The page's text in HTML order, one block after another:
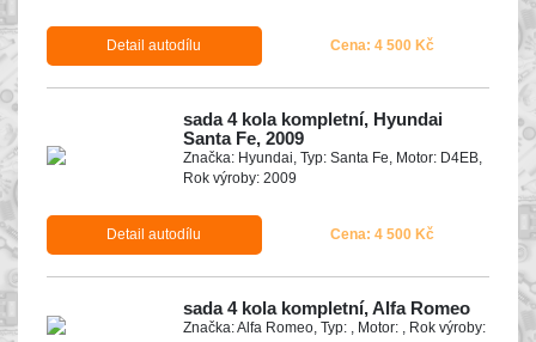
Detail autodílu Cena: 4 500 Kč
sada 4 kola kompletní, Hyundai
Santa Fe, 2009
Značka: Hyundai, Typ: Santa Fe, Motor: D4EB,
Rok výroby: 2009
Detail autodílu Cena: 4 500 Kč
sada 4 kola kompletní, Alfa Romeo
Značka: Alfa Romeo, Typ: , Motor: , Rok výroby: